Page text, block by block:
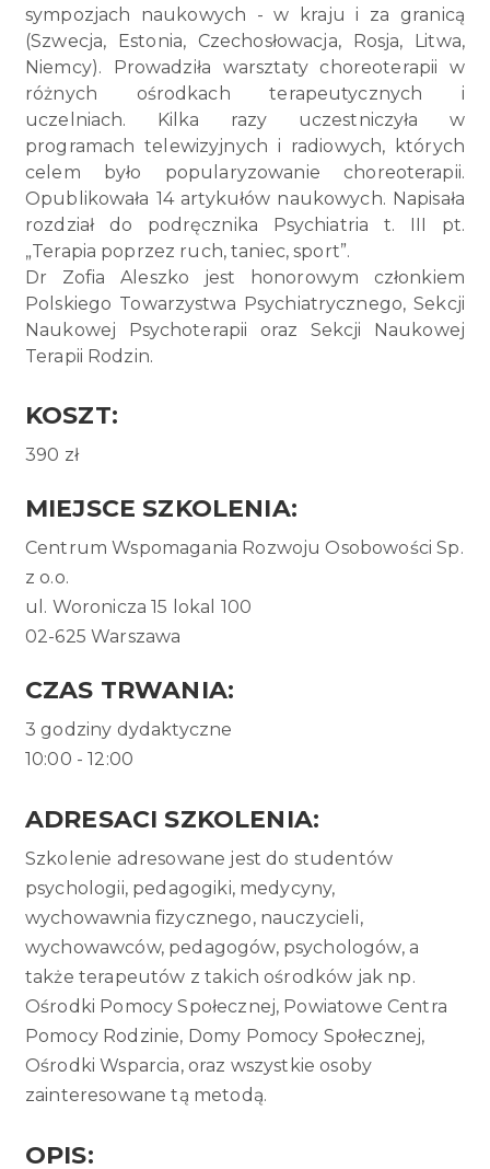
sympozjach naukowych - w kraju i za granicą
(Szwecja, Estonia, Czechosłowacja, Rosja, Litwa,
Niemcy). Prowadziła warsztaty choreoterapii w
różnych ośrodkach terapeutycznych i
uczelniach. Kilka razy uczestniczyła w
programach telewizyjnych i radiowych, których
celem było popularyzowanie choreoterapii.
Opublikowała 14 artykułów naukowych. Napisała
rozdział do podręcznika Psychiatria t. III pt.
„Terapia poprzez ruch, taniec, sport”.
Dr Zofia Aleszko jest honorowym członkiem
Polskiego Towarzystwa Psychiatrycznego, Sekcji
Naukowej Psychoterapii oraz Sekcji Naukowej
Terapii Rodzin.
KOSZT:
390 zł
MIEJSCE SZKOLENIA:
Centrum Wspomagania Rozwoju Osobowości Sp.
z o.o.
ul. Woronicza 15 lokal 100
02-625 Warszawa
CZAS TRWANIA:
3 godziny dydaktyczne
10:00 - 12:00
ADRESACI SZKOLENIA:
Szkolenie adresowane jest do studentów
psychologii, pedagogiki, medycyny,
wychowawnia fizycznego, nauczycieli,
wychowawców, pedagogów, psychologów, a
także terapeutów z takich ośrodków jak np.
Ośrodki Pomocy Społecznej, Powiatowe Centra
Pomocy Rodzinie, Domy Pomocy Społecznej,
Ośrodki Wsparcia, oraz wszystkie osoby
zainteresowane tą metodą.
OPIS: